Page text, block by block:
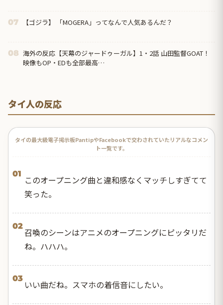
07 【ゴジラ】 「MOGERA」ってなんで人気あるんだ？
08 海外の反応【天幕のジャードゥーガル】1・2話 山田監督GOAT！
映像もOP・EDも全部最高…
タイ人の反応
タイの最大級電子掲示板PantipやFacebookで交わされていたリアルなコメン
ト一覧です。
01
このオープニング曲と違和感なくマッチしすぎてて
笑った。
02
召喚のシーンはアニメのオープニングにピッタリだ
ね。ハハハ。
03
いい曲だね。スマホの着信音にしたい。